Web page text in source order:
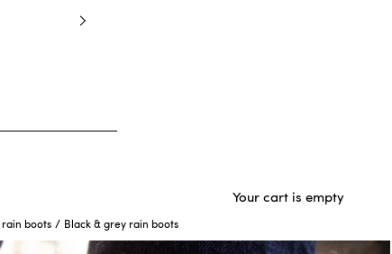
Your cart is empty
boots / Black & grey rain boots